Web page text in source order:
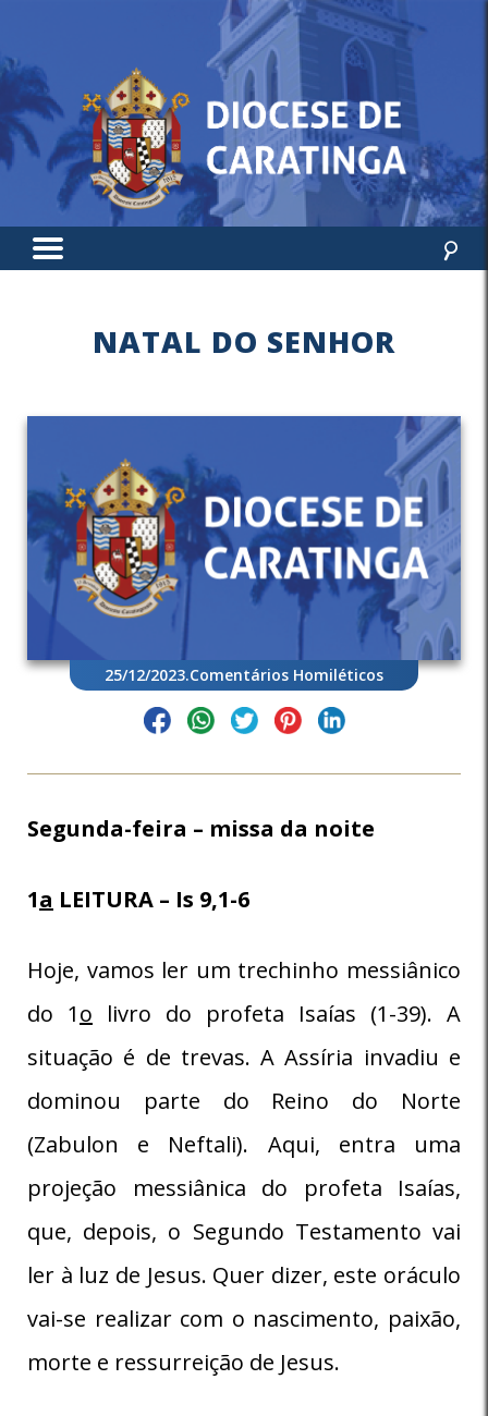
NATAL DO SENHOR
25/12/2023.Comentários Homiléticos
Segunda-feira – missa da noite
1a LEITURA – Is 9,1-6
Hoje, vamos ler um trechinho messiânico
do 1o livro do profeta Isaías (1-39). A
situação é de trevas. A Assíria invadiu e
dominou parte do Reino do Norte
(Zabulon e Neftali). Aqui, entra uma
projeção messiânica do profeta Isaías,
que, depois, o Segundo Testamento vai
ler à luz de Jesus. Quer dizer, este oráculo
vai-se realizar com o nascimento, paixão,
morte e ressurreição de Jesus.